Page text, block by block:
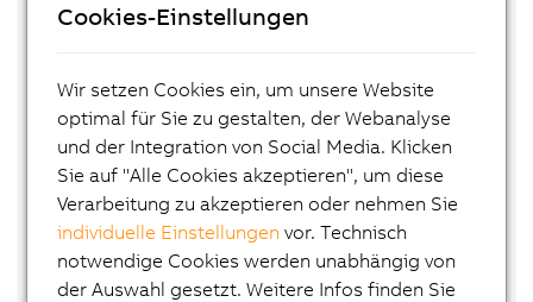
Planetengetriebe
mit Abtriebswelle
Baureihe 40
Cookies-Einstellungen
Wir setzen Cookies ein, um unsere Website
optimal für Sie zu gestalten, der Webanalyse
und der Integration von Social Media. Klicken
Sie auf "Alle Cookies akzeptieren", um diese
Verarbeitung zu akzeptieren oder nehmen Sie
individuelle Einstellungen vor. Technisch
notwendige Cookies werden unabhängig von
der Auswahl gesetzt. Weitere Infos finden Sie